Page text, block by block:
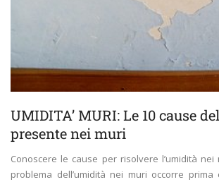
UMIDITA’ MURI: Le 10 cause
presente nei muri
Conoscere le cause per risolvere l’umidità
problema dell’umidità nei muri occorre prima